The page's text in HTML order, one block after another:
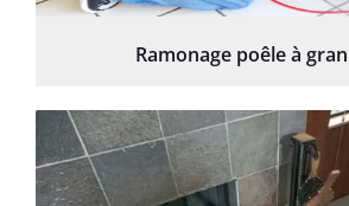
Ramonage poêle à